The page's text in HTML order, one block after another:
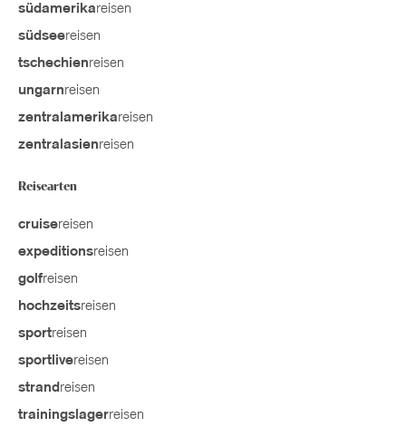
südamerikareisen
südseereisen
tschechienreisen
ungarnreisen
zentralamerikareisen
zentralasienreisen
Reisearten
cruisereisen
expeditionsreisen
golfreisen
hochzeitsreisen
sportreisen
sportlivereisen
strand reisen
trainingslagerreisen